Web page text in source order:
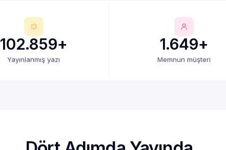
102.859+
Yayınlanmış yazı
1.649+
Memnun müşteri